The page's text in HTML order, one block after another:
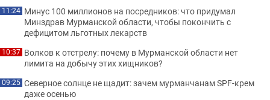
11:24 Минус 100 миллионов на посредников: что придумал
Минздрав Мурманской области, чтобы покончить с
дефицитом льготных лекарств
10:37 Волков к отстрелу: почему в Мурманской области нет
лимита на добычу этих хищников?
09:25 Северное солнце не щадит: зачем мурманчанам SPF-крем
даже осенью